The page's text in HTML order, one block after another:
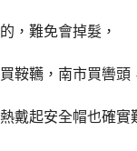
，難免會掉髮，
鞍韉，南市買轡頭
戴起安全帽也確實